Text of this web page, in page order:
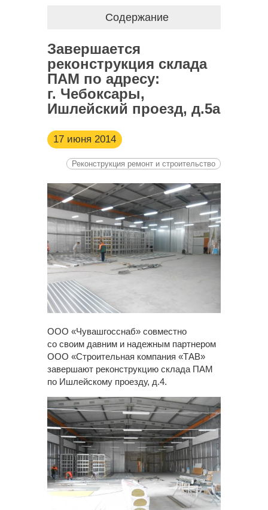
Содержание
Завершается
реконструкция склада
ПАМ по адресу:
г. Чебоксары,
Ишлейский проезд, д.5а
17 июня 2014
Реконструкция ремонт и строительство
ООО «Чувашгосснаб» совместно
со своим давним и надежным партнером
ООО «Строительная компания «ТАВ»
завершают реконструкцию склада ПАМ
по Ишлейскому проезду, д.4.